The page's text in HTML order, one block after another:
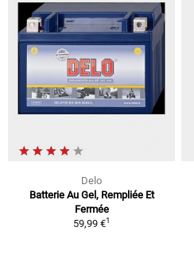
Delo
Batterie Au Gel, Rempliée Et
Fermée
59,99 €1